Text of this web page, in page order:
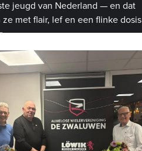
jeugd van Nederland — en dat
ze met flair, lef en een flinke dosis